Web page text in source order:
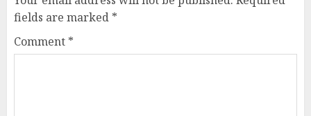
fields are marked *
Comment *